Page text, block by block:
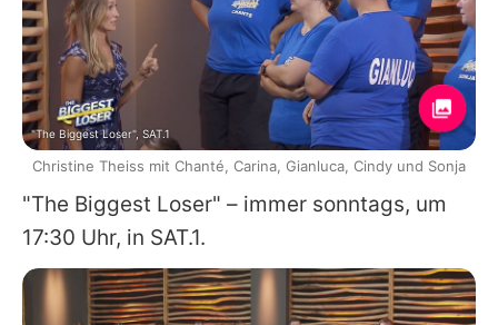
"The Biggest Loser" – immer sonntags, um
17:30 Uhr, in SAT.1.
"The Biggest Loser", SAT.1
Christine Theiss mit Chanté, Carina, Gianluca, Cindy und Sonja